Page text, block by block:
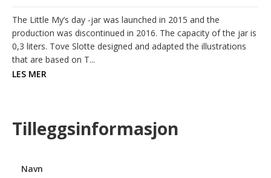
The Little My’s day -jar was launched in 2015 and the
production was discontinued in 2016. The capacity of the jar is
0,3 liters. Tove Slotte designed and adapted the illustrations
that are based on T...
LES MER
Tilleggsinformasjon
Navn